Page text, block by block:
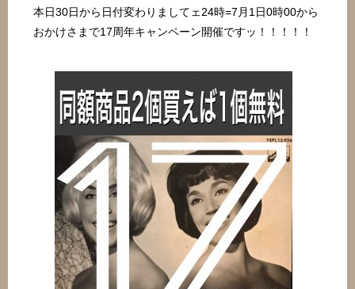
本日30日から日付変わりましてェ24時=7月1日0時00から
おかけさまで17周年キャンペーン開催ですッ！！！！！